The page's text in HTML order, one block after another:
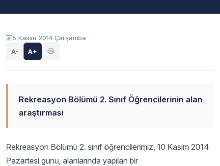
Akademik Takvim
Duyuru içeriği
5 Kasım 2014 Çarşamba
A- A+
Rekreasyon Bölümü 2. Sınıf Öğrencilerinin alan
araştırması
Rekreasyon Bölümü 2. sınıf öğrencilerimiz, 10 Kasım 2014
Pazartesi günü, alanlarında yapılan bir